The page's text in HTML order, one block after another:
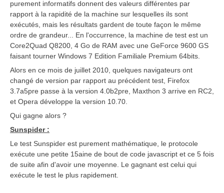
purement informatifs donnent des valeurs différentes par
rapport à la rapidité de la machine sur lesquelles ils sont
exécutés, mais les résultats gardent de toute façon le même
ordre de grandeur... En l'occurrence, la machine de test est un
Core2Quad Q8200, 4 Go de RAM avec une GeForce 9600 GS
faisant tourner Windows 7 Edition Familiale Premium 64bits.
Alors en ce mois de juillet 2010, quelques navigateurs ont
changé de version par rapport au précédent test, Firefox
3.7a5pre passe à la version 4.0b2pre, Maxthon 3 arrive en RC2,
et Opera développe la version 10.70.
Qui gagne alors ?
Sunspider :
Le test Sunspider est purement mathématique, le protocole
exécute une petite 15aine de bout de code javascript et ce 5 fois
de suite afin d'avoir une moyenne. Le gagnant est celui qui
exécute le test le plus rapidement.